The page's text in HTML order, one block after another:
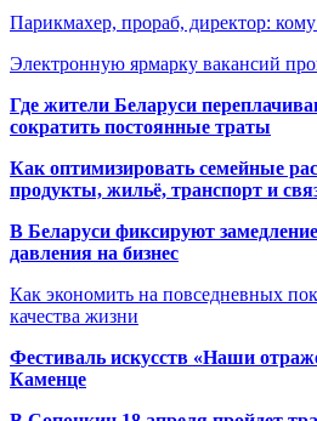
Парикмахер, прораб, директор:
Электронную ярмарку вакансий
Где жители Беларуси
сократить постоянные траты
Как оптимизировать семейные
продукты, жильё, транспорт и
В Беларуси фиксируют
давления на бизнес
Как экономить на повседневных
качества жизни
Фестиваль искусств «Наши
Каменце